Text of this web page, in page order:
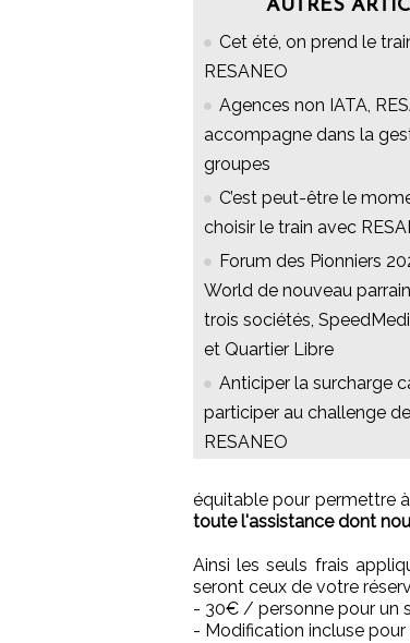
AUTRES
Cet été, on prend le
RESANEO
Agences non IATA,
accompagne dans la
groupes
C’est peut-être le
choisir le train avec
Forum des Pionniers
World de nouveau
trois sociétés,
et Quartier Libre
Anticiper la surcharge
participer au challenge
RESANEO
équitable pour permettre
toute l'assistance dont
Ainsi les seuls frais
seront ceux de votre
- 30€ / personne pour un
- Modification incluse pour